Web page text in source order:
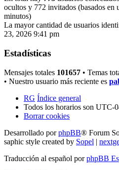
ocultos y 772 invitados (basados en
minutos)
La mayor cantidad de usuarios
23, 2026 9:41 pm
Estadísticas
Mensajes totales 101657 • Temas
• Nuestro usuario más reciente es
RG Índice general
Todos los horarios son UTC-
Borrar cookies
Desarrollado porphpBB® Forum
saphic style created by Sopel |
Traducción al español porphpBB